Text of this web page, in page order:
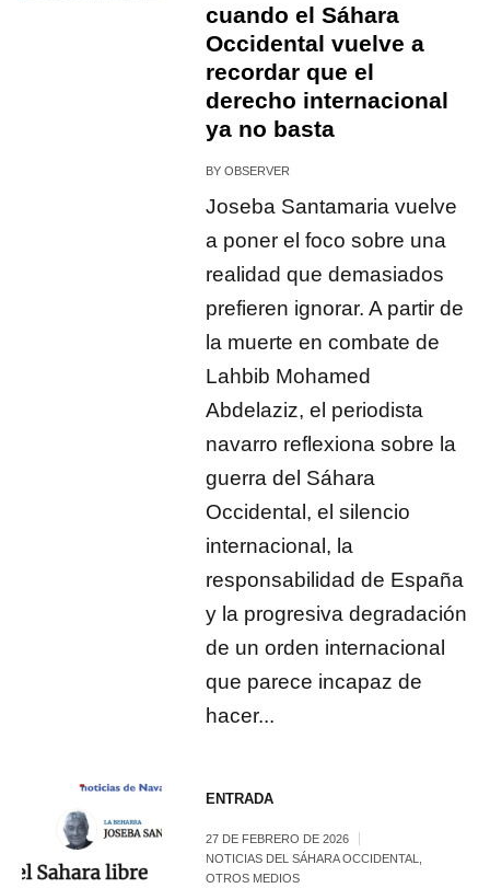
cuando el Sáhara
Occidental vuelve a
recordar que el
derecho internacional
ya no basta
BYOBSERVER
Joseba Santamaria vuelve
a poner el foco sobre una
realidad que demasiados
prefieren ignorar. A partir de
la muerte en combate de
Lahbib Mohamed
Abdelaziz, el periodista
navarro reflexiona sobre la
guerra del Sáhara
Occidental, el silencio
internacional, la
responsabilidad de España
y la progresiva degradación
de un orden internacional
que parece incapaz de
hacer...
ENTRADA
27 DE FEBRERO DE 2026
NOTICIAS DEL SÁHARA OCCIDENTAL
OTROS MEDIOS